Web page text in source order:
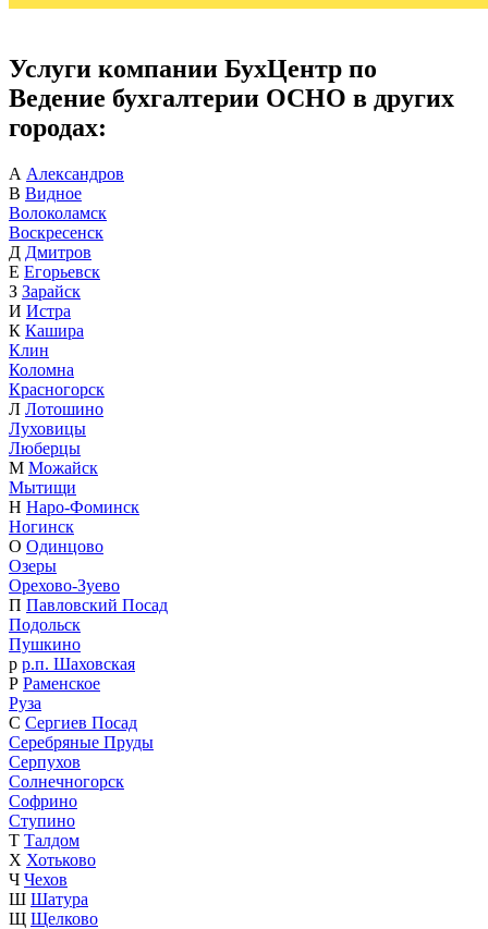
Услуги компании БухЦентр по
Ведение бухгалтерии ОСНО в других
городах:
А Александров
В Видное
Волоколамск
Воскресенск
Д Дмитров
Е Егорьевск
З Зарайск
И Истра
К Кашира
Клин
Коломна
Красногорск
Л Лотошино
Луховицы
Люберцы
М Можайск
Мытищи
Н Наро-Фоминск
Ногинск
О Одинцово
Озеры
Орехово-Зуево
П Павловский Посад
Подольск
Пушкино
р р.п. Шаховская
Р Раменское
Руза
С Сергиев Посад
Серебряные Пруды
Серпухов
Солнечногорск
Софрино
Ступино
Т Талдом
Х Хотьково
Ч Чехов
Ш Шатура
Щ Щелково